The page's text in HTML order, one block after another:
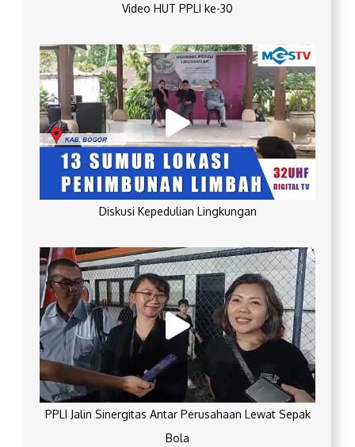
Video HUT PPLI ke-30
Diskusi Kepedulian Lingkungan
PPLI Jalin Sinergitas Antar Perusahaan Lewat Sepak
Bola